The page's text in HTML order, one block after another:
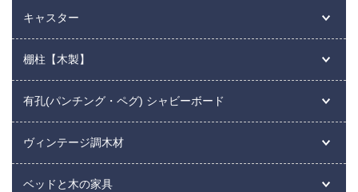
キャスター
棚柱【木製】
有孔(パンチング・ペグ) シャビーボード
ヴィンテージ調木材
ベッドと木の家具